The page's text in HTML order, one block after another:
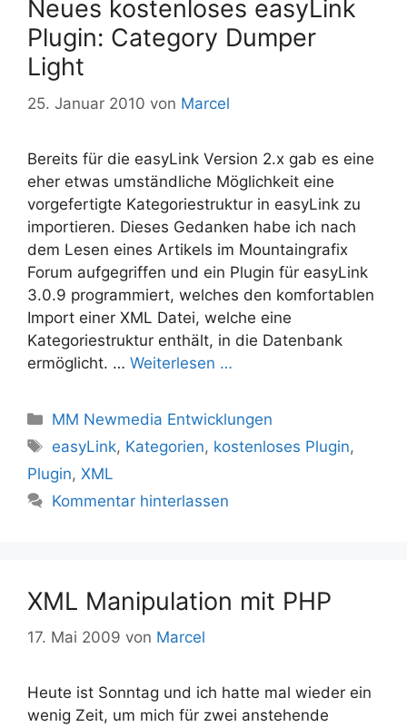
Neues kostenloses easyLink
Plugin: Category Dumper
Light
25. Januar 2010 von Marcel
Bereits für die easyLink Version 2.x gab es eine
eher etwas umständliche Möglichkeit eine
vorgefertigte Kategoriestruktur in easyLink zu
importieren. Dieses Gedanken habe ich nach
dem Lesen eines Artikels im Mountaingrafix
Forum aufgegriffen und ein Plugin für easyLink
3.0.9 programmiert, welches den komfortablen
Import einer XML Datei, welche eine
Kategoriestruktur enthält, in die Datenbank
ermöglicht. … Weiterlesen …
Kategorien
MM Newmedia Entwicklungen
Schlagwörter
easyLink, Kategorien, kostenloses Plugin,
Plugin, XML
Kommentar hinterlassen
XML Manipulation mit PHP
17. Mai 2009 von Marcel
Heute ist Sonntag und ich hatte mal wieder ein
wenig Zeit, um mich für zwei anstehende